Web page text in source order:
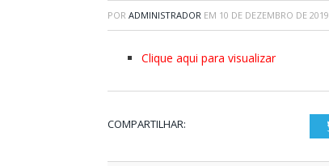
POR ADMINISTRADOR EM 10 DE DEZEMBRO DE 2019
Clique aqui para visualizar
COMPARTILHAR: